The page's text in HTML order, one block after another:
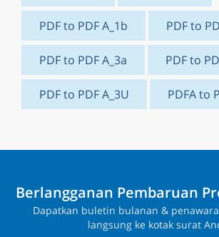
PDF to PDF A_1b PDF to
PDF to PDF A_3a PDF to
PDF to PDF A_3U PDFA to
Berlangganan Pembaruan
Dapatkan buletin bulanan &
langsung ke kotak surat